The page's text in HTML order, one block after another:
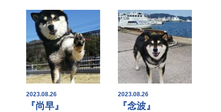
2023.08.26
『尚早』
2023.08.26
『念波』